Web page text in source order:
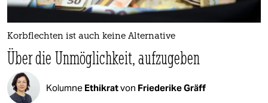
Korbflechten ist auch keine Alternative
Über die Unmöglichkeit, aufzugeben
Kolumne Ethikratvon Friederike Gräff